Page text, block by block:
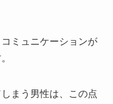
ミュニケーションが
まう男性は、この点